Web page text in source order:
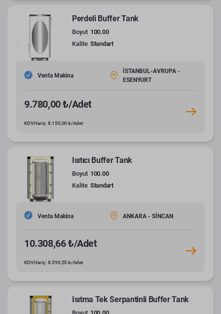
Perdeli Buffer Tank
Boyut 100.00
Kalite Standart
Venta Makina
İSTANBUL-AVRUPA -
ESENYURT
9.780,00 ₺/Adet
KDV Hariç: 8.150,00 ₺/Adet
Isıtıcı Buffer Tank
Boyut 100.00
Kalite Standart
Venta Makina ANKARA - SİNCAN
10.308,66 ₺/Adet
KDV Hariç: 8.590,55 ₺/Adet
Isıtma Tek Serpantinli Buffer Tank